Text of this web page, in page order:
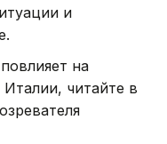
и
на
Италии, читайте в